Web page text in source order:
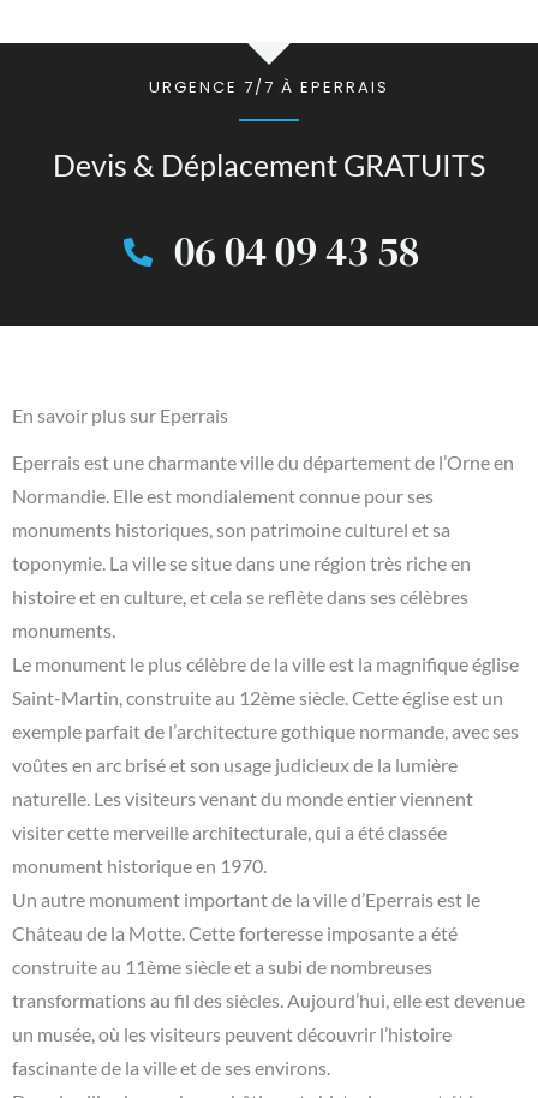
URGENCE 7/7 À EPERRAIS
Devis & Déplacement GRATUITS
06 04 09 43 58
En savoir plus sur Eperrais
Eperrais est une charmante ville du département de l’Orne en
Normandie. Elle est mondialement connue pour ses
monuments historiques, son patrimoine culturel et sa
toponymie. La ville se situe dans une région très riche en
histoire et en culture, et cela se reflète dans ses célèbres
monuments.
Le monument le plus célèbre de la ville est la magnifique église
Saint-Martin, construite au 12ème siècle. Cette église est un
exemple parfait de l’architecture gothique normande, avec ses
voûtes en arc brisé et son usage judicieux de la lumière
naturelle. Les visiteurs venant du monde entier viennent
visiter cette merveille architecturale, qui a été classée
monument historique en 1970.
Un autre monument important de la ville d’Eperrais est le
Château de la Motte. Cette forteresse imposante a été
construite au 11ème siècle et a subi de nombreuses
transformations au fil des siècles. Aujourd’hui, elle est devenue
un musée, où les visiteurs peuvent découvrir l’histoire
fascinante de la ville et de ses environs.